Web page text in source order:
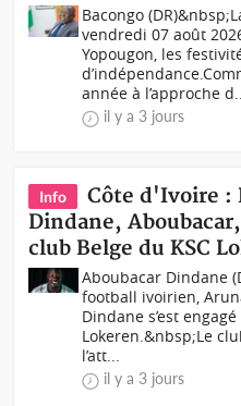
Bacongo
vendredi 07 août
Yopougon, les
année à l’approche
il y a 3 jours
Info
Côte d'Ivoire :
Dindane,
club Belge du KSC
Aboubacar Dindane
football ivoirien,
Dindane s’est
Lokeren.&nbsp;Le
l’att...
il y a 3 jours